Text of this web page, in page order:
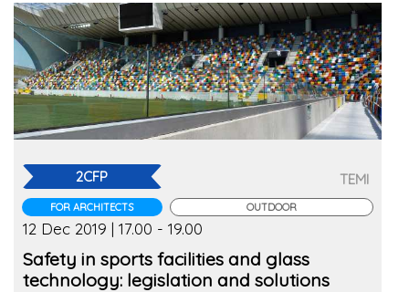
2CFP
FOR ARCHITECTS
TEMI
OUTDOOR
12 Dec 2019 | 17.00 - 19.00
Safety in sports facilities and glass
technology: legislation and solutions